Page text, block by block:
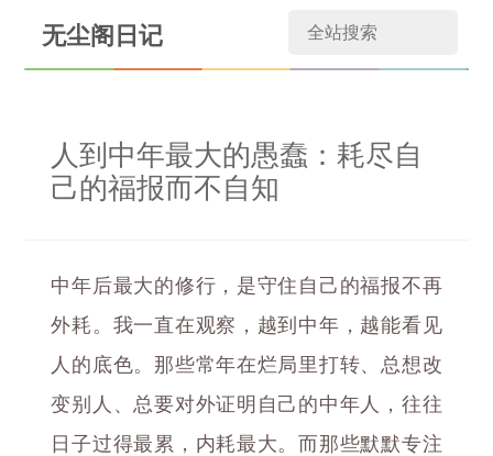
无尘阁日记
人到中年最大的愚蠢：耗尽自
己的福报而不自知
中年后最大的修行，是守住自己的福报不再
外耗。我一直在观察，越到中年，越能看见
人的底色。那些常年在烂局里打转、总想改
变别人、总要对外证明自己的中年人，往往
日子过得最累，内耗最大。而那些默默专注